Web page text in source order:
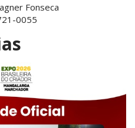
Fonseca
0055